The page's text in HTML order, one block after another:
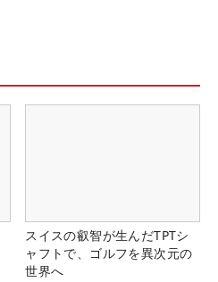
スイスの叡智が生んだTPTシ
ャフトで、ゴルフを異次元の
世界へ